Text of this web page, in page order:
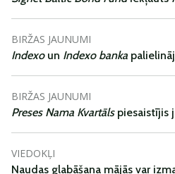
BIRŽAS JAUNUMI
Indexoun Indexo banka
BIRŽAS JAUNUMI
Preses Nama Kvartāls piesaistījis
VIEDOKĻI
Naudas glabāšana mājās var